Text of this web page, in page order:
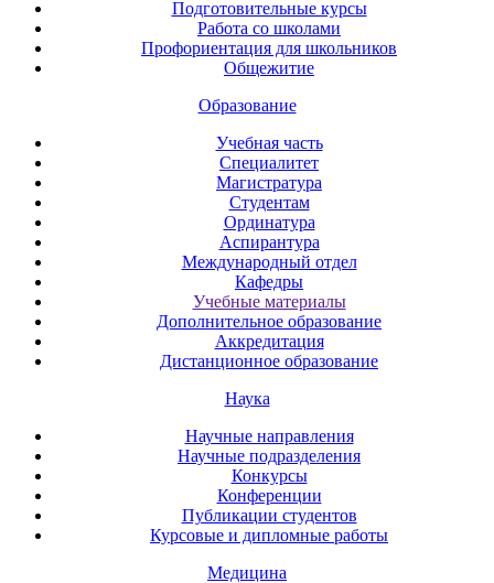
Подготовительные курсы
Работа со школами
Профориентация для школьников
Общежитие
Образование
Учебная часть
Специалитет
Магистратура
Студентам
Ординатура
Аспирантура
Международный отдел
Кафедры
Учебные материалы
Дополнительное образование
Аккредитация
Дистанционное образование
Наука
Научные направления
Научные подразделения
Конкурсы
Конференции
Публикации студентов
Курсовые и дипломные работы
Медицина